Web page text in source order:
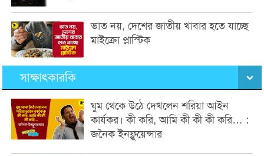
ভাত নয়, দেশের জাতীয় খাবার হতে যাচ্ছে
মাইক্রো প্লাস্টিক
সাক্ষাৎকারকি
ঘুম থেকে উঠে দেখলেন শরিয়া আইন
কার্যকর। কী করি, আমি কী কী কী করি… :
জনৈক ইনফ্লুয়েন্সার